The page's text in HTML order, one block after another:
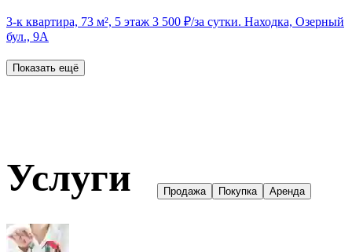
3-к квартира, 73 м², 5 этаж 3 500 ₽/за сутки. Находка, Озерный
бул., 9А
Показать ещё
Услуги Продажа Покупка Аренда